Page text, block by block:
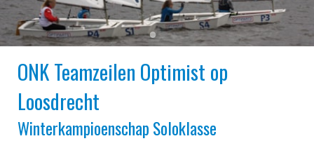
●●
ONK Teamzeilen Optimist op
Loosdrecht
Winterkampioenschap Soloklasse